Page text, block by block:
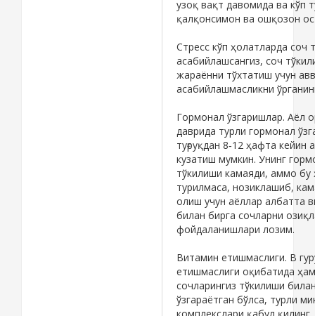
узоқ вақт давомида ва кўп
қалқонсимон ва ошқозон
Стресс кўп ҳолатларда соч
асабийлашсангиз, соч
жараённи тўхтатиш учун
асабийлашмасликни
Гормонал ўзгаришлар. Аёл
даврида турли гормонал
туғруқдан 8‑12 ҳафта
кузатиш мумкин. Унинг
тўкилиши камаяди, аммо
турилмаса, нозиклашиб,
олиш учун аёллар албатта
билан бирга сочларни
фойдаланишлари лозим.
Витамин етишмаслиги. В
етишмаслиги оқибатида
сочларингиз тўкилиши
ўзгараётган бўлса, турли